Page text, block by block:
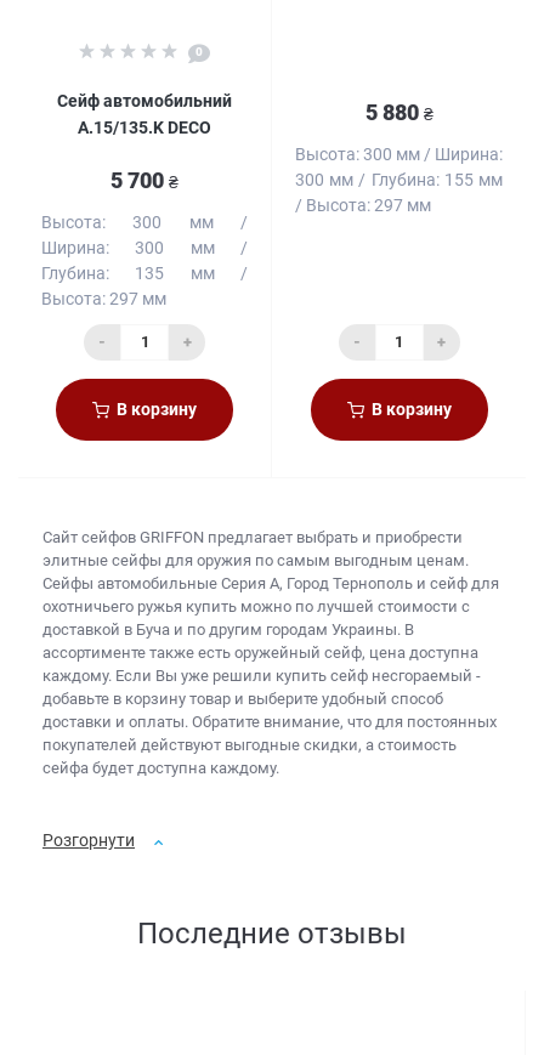
0
Сейф автомобильний
A.15/135.K DECO
5 700 ₴
Высота:
300 мм
Ширина:
300 мм
Глубина:
135 мм
Высота:297 мм
- +
В корзину
5 880 ₴
Высота:300 мм
Ширина:
300 мм
Глубина: 155 мм
Высота:297 мм
- +
В корзину
Сайт сейфов GRIFFON предлагает выбрать и приобрести
элитные сейфы для оружия по самым выгодным ценам.
Сейфы автомобильные Серия A, Город Тернополь и сейф для
охотничьего ружья купить можно по лучшей стоимости с
доставкой в Буча и по другим городам Украины. В
ассортименте также есть оружейный сейф, цена доступна
каждому. Если Вы уже решили купить сейф несгораемый -
добавьте в корзину товар и выберите удобный способ
доставки и оплаты. Обратите внимание, что для постоянных
покупателей действуют выгодные скидки, а стоимость
сейфа будет доступна каждому.
Розгорнути
Последние отзывы